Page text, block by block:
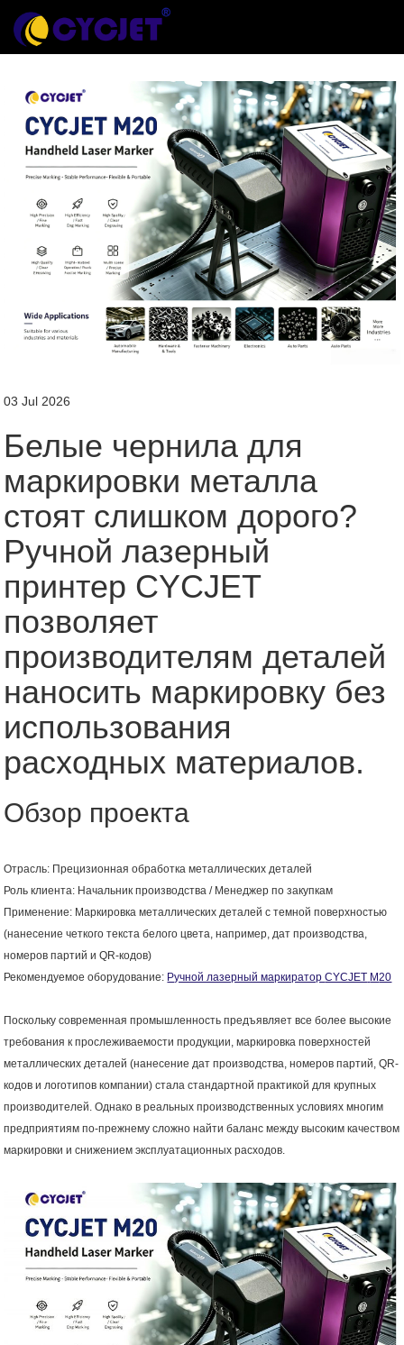
03 Jul 2026
Белые чернила для
маркировки металла
стоят слишком дорого?
Ручной лазерный
принтер CYCJET
позволяет
производителям деталей
наносить маркировку без
использования
расходных материалов.
Обзор проекта
Отрасль: Прецизионная обработка металлических деталей
Роль клиента: Начальник производства / Менеджер по закупкам
Применение: Маркировка металлических деталей с темной поверхностью
(нанесение четкого текста белого цвета, например, дат производства,
номеров партий и QR-кодов)
Рекомендуемое оборудование: Ручной лазерный маркираторCYCJET M20
Поскольку современная промышленность предъявляет все более высокие
требования к прослеживаемости продукции, маркировка поверхностей
металлических деталей (нанесение дат производства, номеров партий, QR-
кодов и логотипов компании) стала стандартной практикой для крупных
производителей. Однако в реальных производственных условиях многим
предприятиям по-прежнему сложно найти баланс между высоким качеством
маркировки и снижением эксплуатационных расходов.